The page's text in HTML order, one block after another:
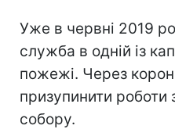
Уже в червні 2019
служба в одній із
пожежі. Через
призупинити роботи
собору.